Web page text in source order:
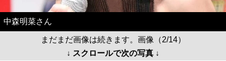
中森明菜さん
まだまだ画像は続きます。画像（2/14）
↓ スクロールで次の写真 ↓